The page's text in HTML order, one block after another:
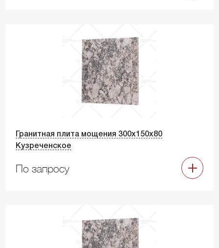
Гранитная плита мощения 300х150х80
Кузреченское
По запросу